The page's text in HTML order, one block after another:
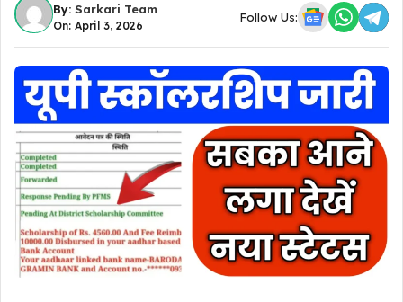
By: Sarkari Team
On: April 3, 2026
Follow Us: